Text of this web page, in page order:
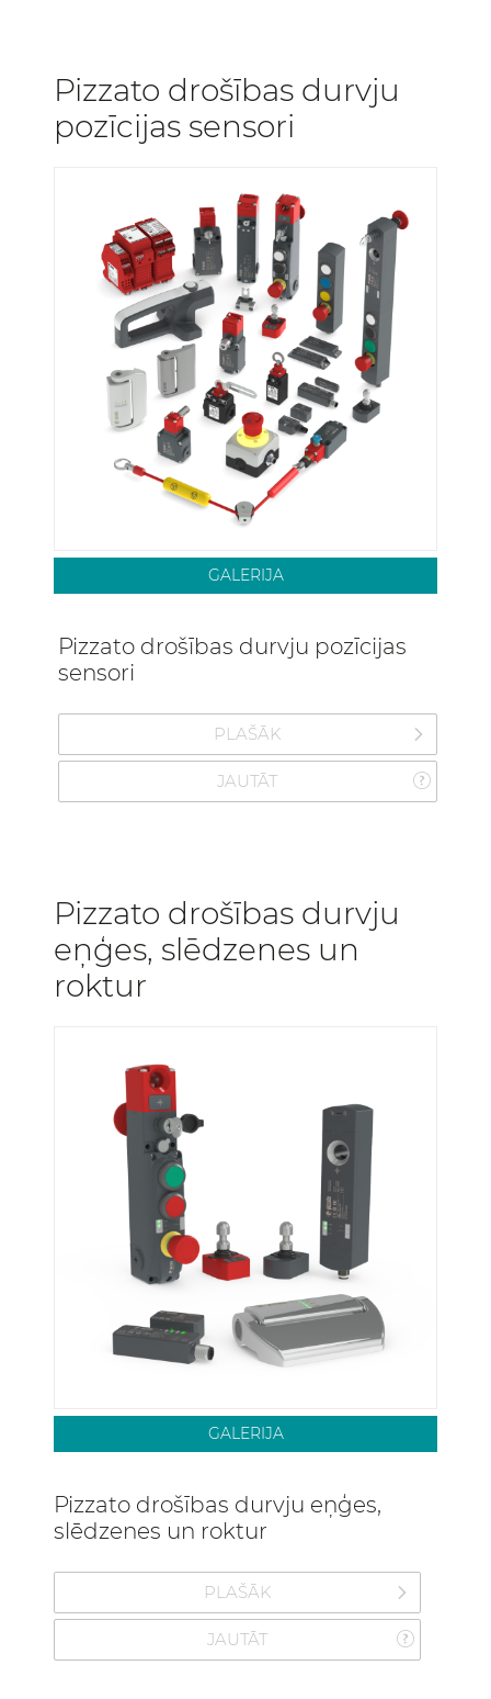
Pizzato drošības durvju
pozīcijas sensori
Pizzato drošības durvju pozīcijas
sensori
PLAŠĀK
JAUTĀT
GALERIJA
Pizzato drošības durvju
eņģes, slēdzenes un
roktur
Pizzato drošības durvju eņģes,
slēdzenes un roktur
PLAŠĀK
JAUTĀT
GALERIJA